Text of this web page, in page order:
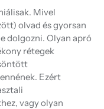
Mivel
olvad és gyorsan
dolgozni. Olyan apró
rétegek
Ezért
vagy olyan